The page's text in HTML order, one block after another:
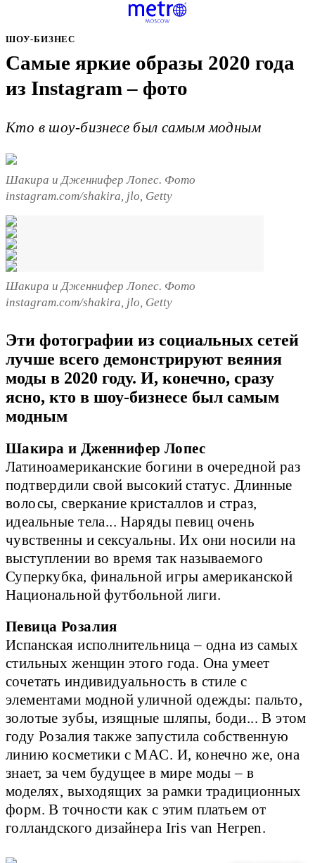
ШОУ-БИЗНЕС
Самые яркие образы 2020 года
из Instagram – фото
Кто в шоу-бизнесе был самым модным
Шакира и Дженнифер Лопес. Фото
instagram.com/shakira, jlo, Getty
Шакира и Дженнифер Лопес. Фото
instagram.com/shakira, jlo, Getty
Эти фотографии из социальных сетей
лучше всего демонстрируют веяния
моды в 2020 году. И, конечно, сразу
ясно, кто в шоу-бизнесе был самым
модным
Шакира и Дженнифер Лопес
Латиноамериканские богини в очередной раз
подтвердили свой высокий статус. Длинные
волосы, сверкание кристаллов и страз,
идеальные тела... Наряды певиц очень
чувственны и сексуальны. Их они носили на
выступлении во время так называемого
Суперкубка, финальной игры американской
Национальной футбольной лиги.
Певица Розалия
Испанская исполнительница – одна из самых
стильных женщин этого года. Она умеет
сочетать индивидуальность в стиле с
элементами модной уличной одежды: пальто,
золотые зубы, изящные шляпы, боди... В этом
году Розалия также запустила собственную
линию косметики с MAC. И, конечно же, она
знает, за чем будущее в мире моды – в
моделях, выходящих за рамки традиционных
форм. В точности как с этим платьем от
голландского дизайнера Iris van Herpen.